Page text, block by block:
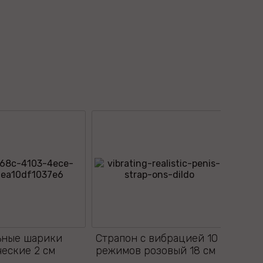
шарики
2 см
Страпон с вибрацией 10
режимов розовый 18 см